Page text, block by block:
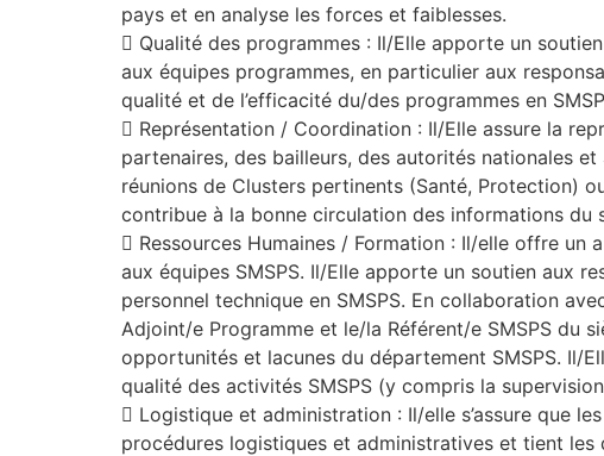
pays et en analyse les forces et faiblesses.
 Qualité des programmes : Il/Elle apporte un
aux équipes programmes, en particulier aux
qualité et de l’efficacité du/des programmes en
 Représentation / Coordination : Il/Elle assure la
partenaires, des bailleurs, des autorités nationales
réunions de Clusters pertinents (Santé, Protection)
contribue à la bonne circulation des informations du
 Ressources Humaines / Formation : Il/elle offre
aux équipes SMSPS. Il/Elle apporte un soutien aux
personnel technique en SMSPS. En collaboration
Adjoint/e Programme et le/la Référent/e SMSPS du
opportunités et lacunes du département SMSPS. Il/
qualité des activités SMSPS (y compris la
 Logistique et administration : Il/elle s’assure que
procédures logistiques et administratives et tient